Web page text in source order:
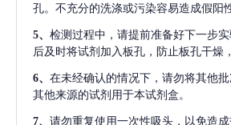
孔。不充分的洗涤或污染容易造成假阳
5、 检测过程中，请提前准备好下一步
后及时将试剂加入板孔，防止板孔干燥
6、 在未经确认的情况下，请勿将其他
其他来源的试剂用于本试剂盒。
7、 请勿重复使用一次性吸头，以免造成